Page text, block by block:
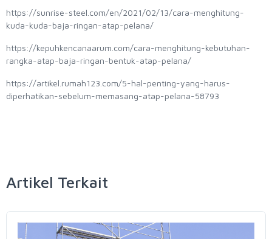
https://sunrise-steel.com/en/2021/02/13/cara-menghitung-
kuda-kuda-baja-ringan-atap-pelana/
https://kepuhkencanaarum.com/cara-menghitung-kebutuhan-
rangka-atap-baja-ringan-bentuk-atap-pelana/
https://artikel.rumah123.com/5-hal-penting-yang-harus-
diperhatikan-sebelum-memasang-atap-pelana-58793
Artikel Terkait